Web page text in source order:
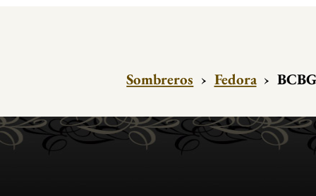
Sombreros › Fedora ›